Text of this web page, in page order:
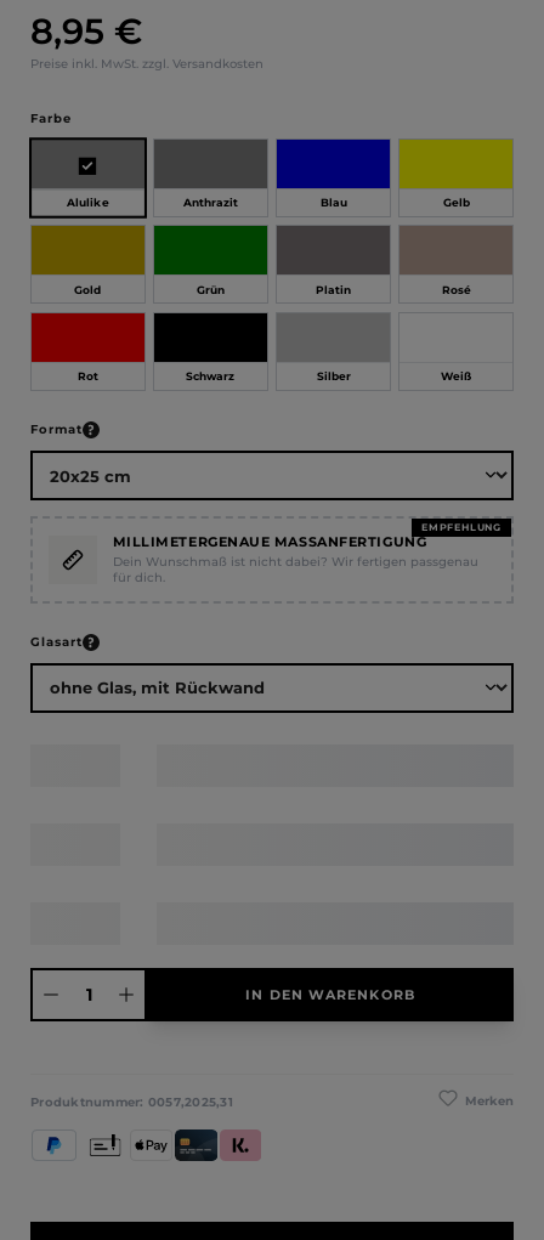
Regulärer Preis:
8,95 €
Preise inkl. MwSt. zzgl. Versandkosten
Farbeauswählen
Alulike Anthrazit Blau Gelb
Gold Grün Platin Rosé
Rot Schwarz Silber Weiß
Formatauswählen
EMPFEHLUNG
MILLIMETERGENAUE MASSANFERTIGUNG
Dein Wunschmaß ist nicht dabei? Wir fertigen passgenau
für dich.
Glasartauswählen
Produkt Anzahl: Gib den gewünschten Wert ein oder benutze die
IN DEN WARENKORB
Merken
Produktnummer: 0057,2025,31
PayPal Apple PayKredit- und Debitkarte
Klarna (Rechnung / Ratenkauf / Sofort)
Vorkasse